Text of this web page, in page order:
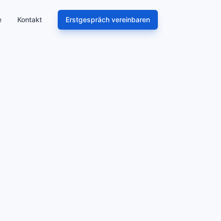
Kontakt Erstgespräch vereinbaren